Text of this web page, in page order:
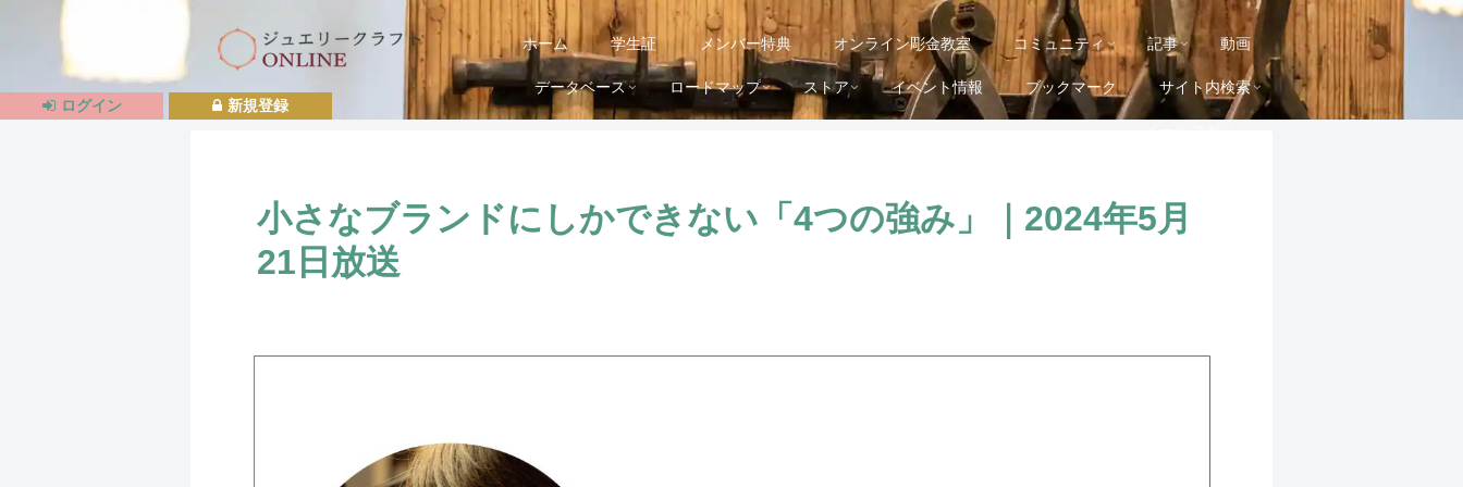
ホーム 学生証 メンバー特典 オンライン彫金教室 コミュニティ 記事 動画
データベース ロードマップ ストア イベント情報 ブックマーク サイト内検索
小さなブランドにしかできない「4つの強み」｜2024年5月
21日放送
新規登録
ログイン